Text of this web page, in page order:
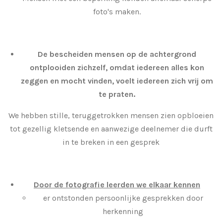
foto's maken.
De bescheiden mensen op de achtergrond
ontplooiden zichzelf, omdat iedereen alles kon
zeggen en mocht vinden, voelt iedereen zich vrij om
te praten.
We hebben stille, teruggetrokken mensen zien opbloeien
tot gezellig kletsende en aanwezige deelnemer die durft
in te breken in een gesprek
Door de fotografie leerden we elkaar kennen
er ontstonden persoonlijke gesprekken door
herkenning